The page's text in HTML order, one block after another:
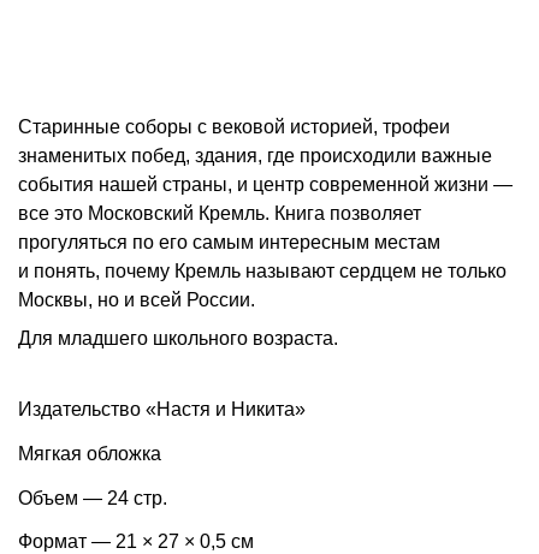
Старинные соборы с вековой историей, трофеи
знаменитых побед, здания, где происходили важные
события нашей страны, и центр современной жизни —
все это Московский Кремль. Книга позволяет
прогуляться по его самым интересным местам
и понять, почему Кремль называют сердцем не только
Москвы, но и всей России.
Для младшего школьного возраста.
Издательство «Настя и Никита»
Мягкая обложка
Объем — 24 стр.
Формат — 21 × 27 × 0,5 см